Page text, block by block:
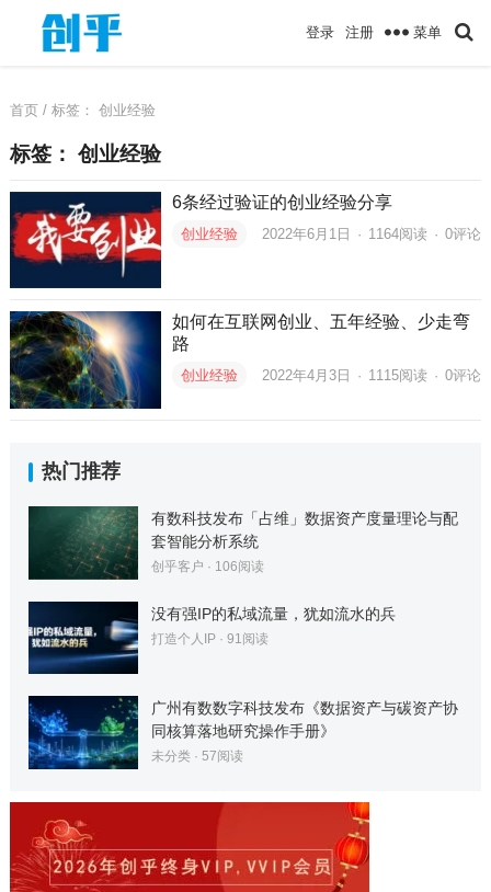
登录 注册 菜单
首页/ 标签： 创业经验
标签： 创业经验
6条经过验证的创业经验分享
创业经验 2022年6月1日 · 1164阅读 · 0评论
如何在互联网创业、五年经验、少走弯
路
创业经验 2022年4月3日 · 1115阅读 · 0评论
热门推荐
有数科技发布「占维」数据资产度量理论与配
套智能分析系统
创乎客户 · 106阅读
没有强IP的私域流量，犹如流水的兵
打造个人IP· 91 阅读
广州有数数字科技发布《数据资产与碳资产协
同核算落地研究操作手册》
未分类· 57阅读